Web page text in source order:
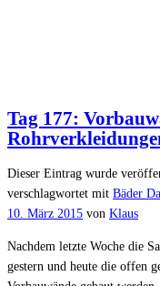
Tag 177:
Dieser Eintrag wurde
verschlagwortet mit Bäder
10. März 2015 von Klaus
Nachdem letzte Woche die
gestern und heute die offen